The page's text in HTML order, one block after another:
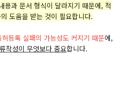
용과 문서 형식이 달라지기 때문에, 적
도움을 받는 것이 필요합니다.
등록 실패의 가능성도 커지기 때문에,
작성이 무엇보다 중요합니다.